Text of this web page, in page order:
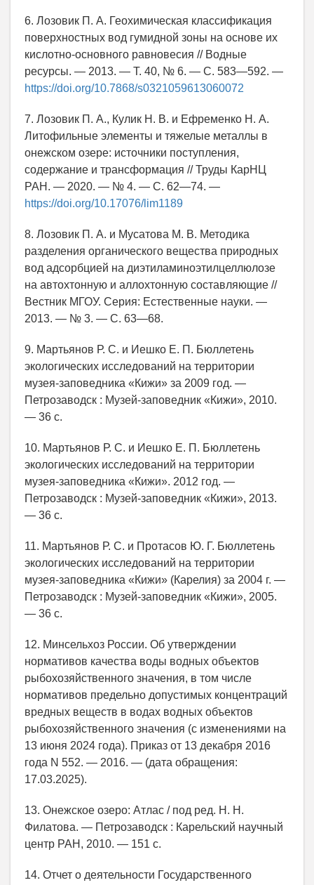
6. Лозовик П. А. Геохимическая классификация
поверхностных вод гумидной зоны на основе их
кислотно-основного равновесия // Водные
ресурсы. — 2013. — Т. 40, № 6. — С. 583—592. —
https://doi.org/10.7868/s0321059613060072
7. Лозовик П. А., Кулик Н. В. и Ефременко Н. А.
Литофильные элементы и тяжелые металлы в
онежском озере: источники поступления,
содержание и трансформация // Труды КарНЦ
РАН. — 2020. — № 4. — С. 62—74. —
https://doi.org/10.17076/lim1189
8. Лозовик П. А. и Мусатова М. В. Методика
разделения органического вещества природных
вод адсорбцией на диэтиламиноэтилцеллюлозе
на автохтонную и аллохтонную составляющие //
Вестник МГОУ. Серия: Естественные науки. —
2013. — № 3. — С. 63—68.
9. Мартьянов Р. С. и Иешко Е. П. Бюллетень
экологических исследований на территории
музея-заповедника «Кижи» за 2009 год. —
Петрозаводск : Музей-заповедник «Кижи», 2010.
— 36 с.
10. Мартьянов Р. С. и Иешко Е. П. Бюллетень
экологических исследований на территории
музея-заповедника «Кижи». 2012 год. —
Петрозаводск : Музей-заповедник «Кижи», 2013.
— 36 с.
11. Мартьянов Р. С. и Протасов Ю. Г. Бюллетень
экологических исследований на территории
музея-заповедника «Кижи» (Карелия) за 2004 г. —
Петрозаводск : Музей-заповедник «Кижи», 2005.
— 36 с.
12. Минсельхоз России. Об утверждении
нормативов качества воды водных объектов
рыбохозяйственного значения, в том числе
нормативов предельно допустимых концентраций
вредных веществ в водах водных объектов
рыбохозяйственного значения (с изменениями на
13 июня 2024 года). Приказ от 13 декабря 2016
года N 552. — 2016. — (дата обращения:
17.03.2025).
13. Онежское озеро: Атлас / под ред. Н. Н.
Филатова. — Петрозаводск : Карельский научный
центр РАН, 2010. — 151 с.
14. Отчет о деятельности Государственного